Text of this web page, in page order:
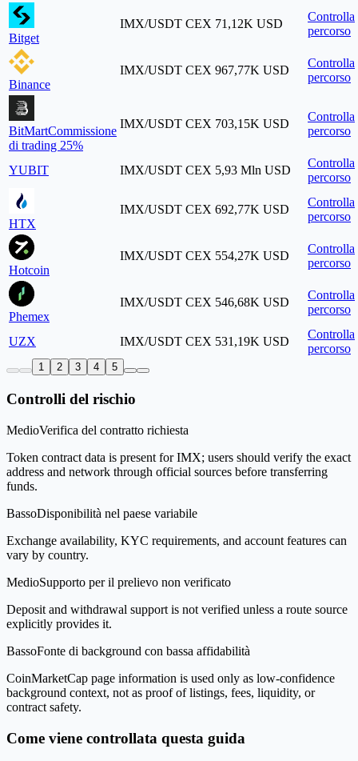
Bitget
IMX/USDT CEX 71,12K USD
Controlla
percorso
Binance
IMX/USDT CEX 967,77K USD
Controlla
percorso
BitMartCommissione
di trading 25%
IMX/USDT CEX 703,15K USD
Controlla
percorso
YUBIT IMX/USDT CEX 5,93 Mln USD
Controlla
percorso
HTX
IMX/USDT CEX 692,77K USD
Controlla
percorso
Hotcoin
IMX/USDT CEX 554,27K USD
Controlla
percorso
Phemex
IMX/USDT CEX 546,68K USD
Controlla
percorso
UZX IMX/USDT CEX 531,19K USD
Controlla
percorso
1 2 3 4 5
Controlli del rischio
MedioVerifica del contratto richiesta
Token contract data is present for IMX; users should verify the exact
address and network through official sources before transferring
funds.
BassoDisponibilità nel paese variabile
Exchange availability, KYC requirements, and account features can
vary by country.
MedioSupporto per il prelievo non verificato
Deposit and withdrawal support is not verified unless a route source
explicitly provides it.
BassoFonte di background con bassa affidabilità
CoinMarketCap page information is used only as low-confidence
background context, not as proof of listings, fees, liquidity, or
contract safety.
Come viene controllata questa guida